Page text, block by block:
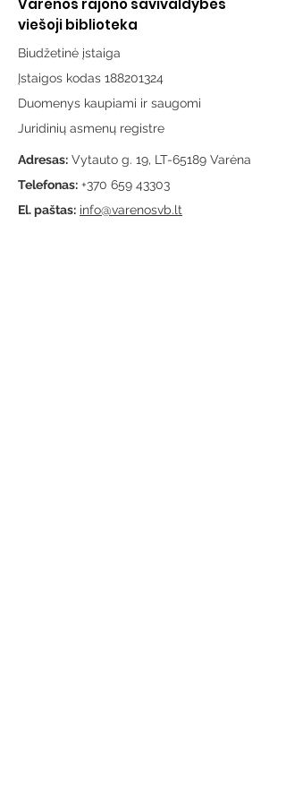
Varėnos rajono savivaldybės
viešoji biblioteka
Biudžetinė įstaiga
Įstaigos kodas 188201324
Duomenys kaupiami ir saugomi
Juridinių asmenų registre
Adresas: Vytauto g. 19, LT-65189 Varėna
Telefonas: +370 659 43303
El. paštas: info@varenosvb.lt